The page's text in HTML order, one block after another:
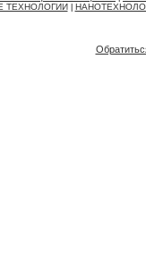
ТЕХНОЛОГИИ